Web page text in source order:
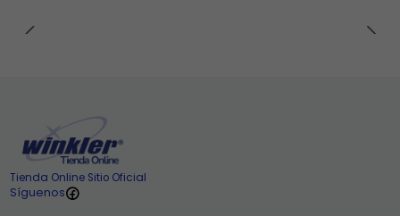
Tienda Online Sitio Oficial
Síguenos